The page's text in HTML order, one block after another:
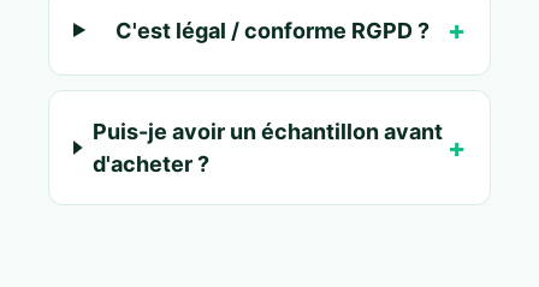
C'est légal / conforme RGPD ?
Puis-je avoir un échantillon avant
d'acheter ?